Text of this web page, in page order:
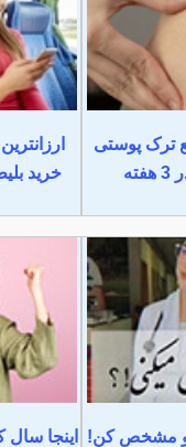
ترک پوستی
خرید
مشخص کن!
اینجا